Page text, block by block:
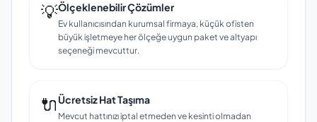
💡Ölçeklenebilir Çözümler
Ev kullanıcısından kurumsal firmaya, küçük ofisten
büyük işletmeye her ölçeğe uygun paket ve altyapı
seçeneği mevcuttur.
🔌Ücretsiz Hat Taşıma
Mevcut hattınızı iptal etmeden ve kesinti olmadan